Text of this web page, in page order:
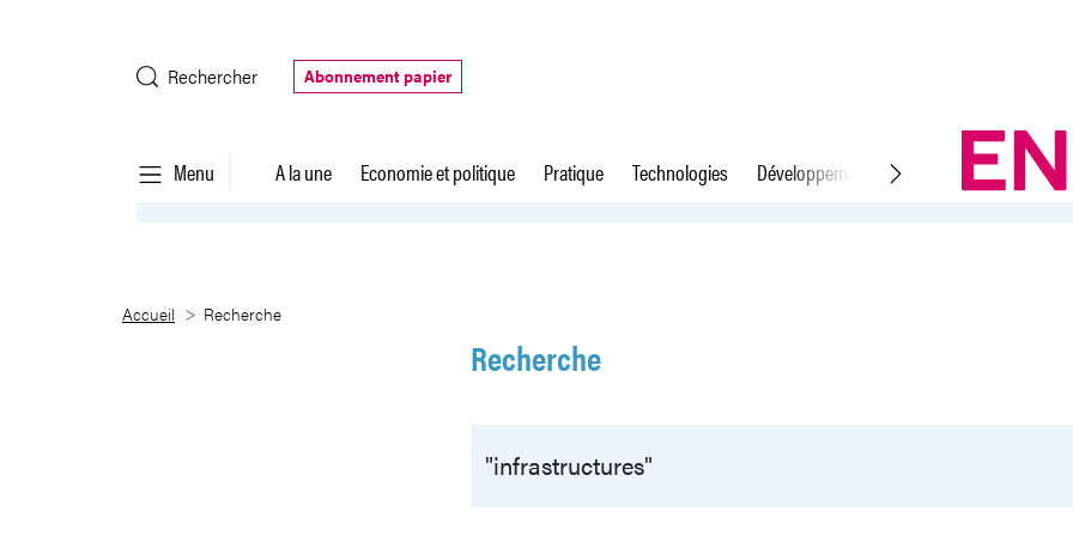
Rechercher
Abonnement papier
Menu A la une Economie et politique Pratique Technologies Développement durable Droit du travail
Recherche
Accueil Recherche
Recherche